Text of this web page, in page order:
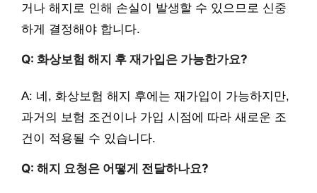
거나 해지로 인해 손실이 발생할 수 있으므로 신중
하게 결정해야 합니다.
Q: 화상보험 해지 후 재가입은 가능한가요?
A: 네, 화상보험 해지 후에는 재가입이 가능하지만,
과거의 보험 조건이나 가입 시점에 따라 새로운 조
건이 적용될 수 있습니다.
Q: 해지 요청은 어떻게 전달하나요?